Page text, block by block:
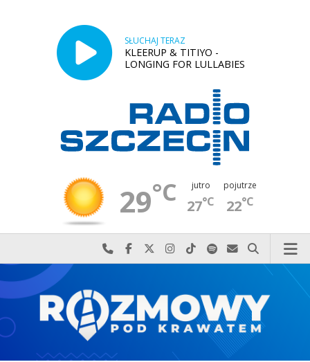
SŁUCHAJ TERAZ
KLEERUP & TITIYO -
LONGING FOR LULLABIES
29°C jutro
27°C
pojutrze
22°C
Najlepiej po prostu do nas zadzwoń
Odwiedź nas na Facebook-u
Odwiedź nas na X
Odwiedź nas na Instagram-ie
Odwiedź nas na TikTok-u
Szukaj nas na Spotify
Wyślij do nas
Szukaj